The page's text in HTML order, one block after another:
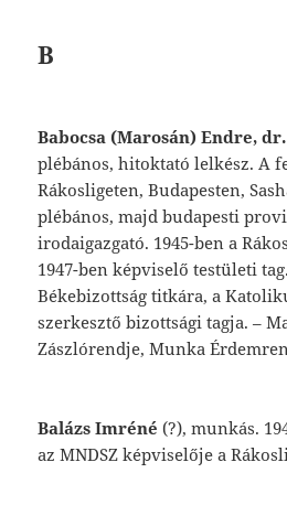
B
Babocsa (Marosán)Endre,
plébános,hitoktatólelkész.A
Rákosligeten,Budapesten,
plébános,majdbudapestiprovi
irodaigazgató. 1945-bena
1947-benképviselő testületi
Békebizottságtitkára,a
szerkesztőbizottságitagja.–
Zászlórendje,MunkaÉr
BalázsImréné(?),munkás.
azMNDSZképviselőjea